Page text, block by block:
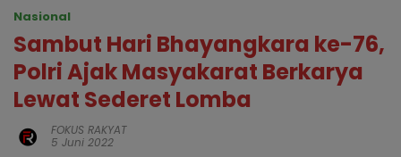
Nasional
Sambut Hari Bhayangkara ke-76,
Polri Ajak Masyakarat Berkarya
Lewat Sederet Lomba
FOKUS RAKYAT
5 Juni 2022